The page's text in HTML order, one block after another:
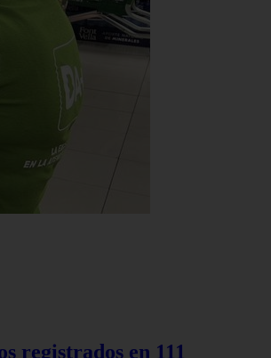
registrados en 111